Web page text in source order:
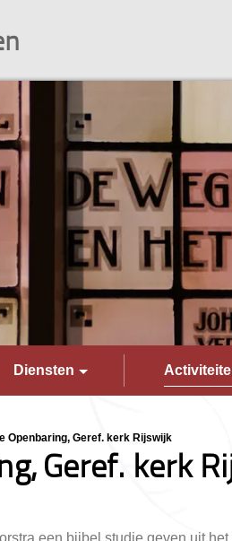
Diensten
Openbaring, Geref. kerk Rijswijk
Geref. kerk
een bijbel studie geven uit